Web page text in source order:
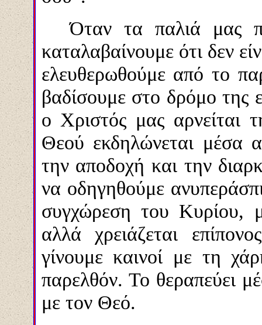
Όταν τα παλιά μας
καταλαβαίνουμε ότι δεν
ελευθερωθούμε από το
βαδίσουμε στο δρόμο της
ο Χριστός μας
Θεού εκδηλώνεται μέσα
την αποδοχή και την
να οδηγηθούμε
συγχώρεση του Κυρίου,
αλλά χρειάζεται
γίνουμε καινοί με τη
παρελθόν. Το θεραπεύει
με τον Θεό.